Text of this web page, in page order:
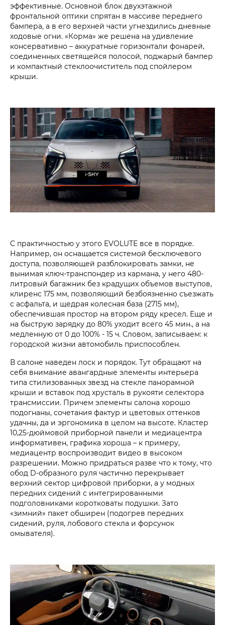
эффективные. Основной блок двухэтажной
фронтальной оптики спрятан в массиве переднего
бампера, а в его верхней части угнездились дневные
ходовые огни. «Корма» же решена на удивление
консервативно – аккуратные горизонтали фонарей,
соединенных светящейся полосой, поджарый бампер
и компактный стеклоочиститель под спойлером
крыши.
С практичностью у этого EVOLUTE все в порядке.
Например, он оснащается системой бесключевого
доступа, позволяющей разблокировать замки, не
вынимая ключ-транспондер из кармана, у него 480-
литровый багажник без крадущих объемов выступов,
клиренс 175 мм, позволяющий безбоязненно съезжать
с асфальта, и щедрая колесная база (2715 мм),
обеспечившая простор на втором ряду кресел. Еще и
на быструю зарядку до 80% уходит всего 45 мин., а на
медленную от 0 до 100% - 15 ч. Словом, записываем: к
городской жизни автомобиль приспособлен.
В салоне наведен лоск и порядок. Тут обращают на
себя внимание авангардные элементы интерьера
типа стилизованных звезд на стекле панорамной
крыши и вставок под хрусталь в рукояти селектора
трансмиссии. Причем элементы салона хорошо
подогнаны, сочетания фактур и цветовых оттенков
удачны, да и эргономика в целом на высоте. Кластер
10,25-дюймовой приборной панели и медиацентра
информативен, графика хороша – к примеру,
медиацентр воспроизводит видео в высоком
разрешении. Можно придраться разве что к тому, что
обод D-образного руля частично перекрывает
верхний сектор цифровой приборки, а у модных
передних сидений с интегрированными
подголовниками коротковаты подушки. Зато
«зимний» пакет обширен (подогрев передних
сидений, руля, лобового стекла и форсунок
омывателя).